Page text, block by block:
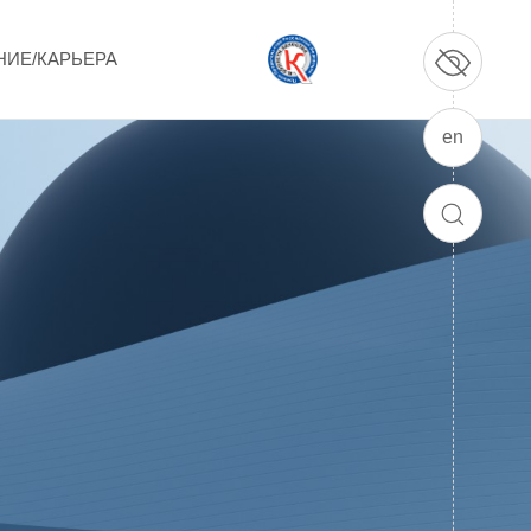
КАРЬЕРА
ПРОДУКЦИЯ И УСЛУГИ
ДПО и ПО (Дополнительное
профессиональное образование и
профессиональное обучение)
Лазерные технологии
Каталог гражданской продукции
en